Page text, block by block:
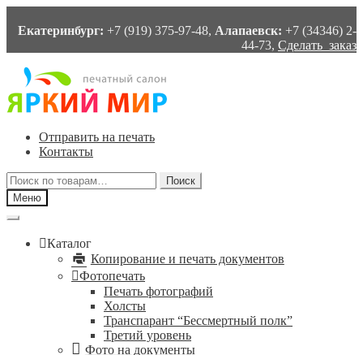
Екатеринбург: +7 (919) 375-97-48, Алапаевск: +7 (34346) 2-
44-73, Сделать заказ
Перейти
навигации
Перейти
содержимому
Отправить на печать
Контакты
Искать:
Поиск
Меню
Каталог
Копирование и печать документов
Фотопечать
Печать фотографий
Холсты
Транспарант “Бессмертный полк”
Третий уровень
Фото на документы